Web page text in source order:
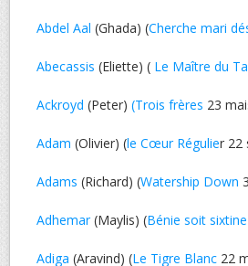
Abdel Aal (Ghada) (Cherche mari
Abecassis (Eliette) ( Le Maître du
Ackroyd (Peter) (Trois frères 23
Adam (Olivier) (le Cœur Régulier 22
Adams (Richard) (Watership Down
Adhemar(Maylis) (Bénie soit sixtine
Adiga (Aravind) (Le Tigre Blanc 22